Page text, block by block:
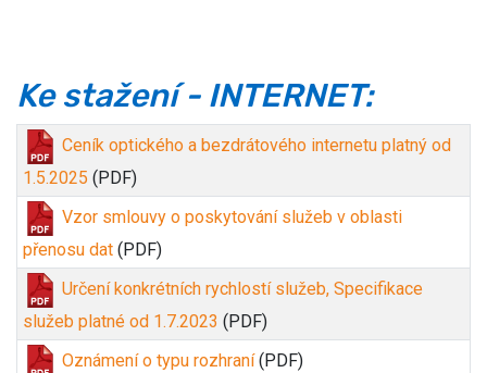
Ke stažení - INTERNET:
Ceník optického a bezdrátového internetu platný od
1.5.2025 (PDF)
Vzor smlouvy o poskytování služeb v oblasti
přenosu dat(PDF)
Určení konkrétních rychlostí služeb, Specifikace
služeb platné od 1.7.2023 (PDF)
Oznámení o typu rozhraní(PDF)